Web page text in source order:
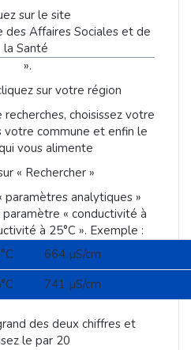
sur le site
des Affaires Sociales et de
la Santé
».
sur votre région
choisissez votre
commune et enfin le
vous alimente
« Rechercher »
paramètres analytiques »
« conductivité à
à 25°C ». Exemple :
664 µS/cm
741 µS/cm
des deux chiffres et
le par 20